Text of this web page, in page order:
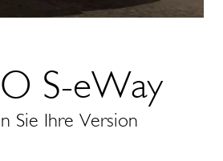
S-eWay
Sie Ihre Version